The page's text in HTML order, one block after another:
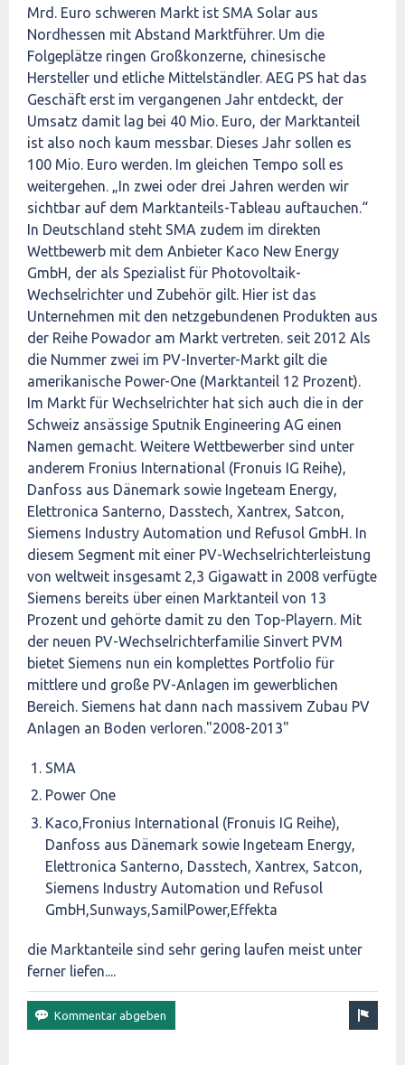
Mrd. Euro schweren Markt ist SMA Solar aus
Nordhessen mit Abstand Marktführer. Um die
Folgeplätze ringen Großkonzerne, chinesische
Hersteller und etliche Mittelständler. AEG PS hat das
Geschäft erst im vergangenen Jahr entdeckt, der
Umsatz damit lag bei 40 Mio. Euro, der Marktanteil
ist also noch kaum messbar. Dieses Jahr sollen es
100 Mio. Euro werden. Im gleichen Tempo soll es
weitergehen. „In zwei oder drei Jahren werden wir
sichtbar auf dem Marktanteils-Tableau auftauchen.“
In Deutschland steht SMA zudem im direkten
Wettbewerb mit dem Anbieter Kaco New Energy
GmbH, der als Spezialist für Photovoltaik-
Wechselrichter und Zubehör gilt. Hier ist das
Unternehmen mit den netzgebundenen Produkten aus
der Reihe Powador am Markt vertreten. seit 2012 Als
die Nummer zwei im PV-Inverter-Markt gilt die
amerikanische Power-One (Marktanteil 12 Prozent).
Im Markt für Wechselrichter hat sich auch die in der
Schweiz ansässige Sputnik Engineering AG einen
Namen gemacht. Weitere Wettbewerber sind unter
anderem Fronius International (Fronuis IG Reihe),
Danfoss aus Dänemark sowie Ingeteam Energy,
Elettronica Santerno, Dasstech, Xantrex, Satcon,
Siemens Industry Automation und Refusol GmbH. In
diesem Segment mit einer PV-Wechselrichterleistung
von weltweit insgesamt 2,3 Gigawatt in 2008 verfügte
Siemens bereits über einen Marktanteil von 13
Prozent und gehörte damit zu den Top-Playern. Mit
der neuen PV-Wechselrichterfamilie Sinvert PVM
bietet Siemens nun ein komplettes Portfolio für
mittlere und große PV-Anlagen im gewerblichen
Bereich. Siemens hat dann nach massivem Zubau PV
Anlagen an Boden verloren."2008-2013"
SMA
Power One
Kaco,Fronius International (Fronuis IG Reihe),
Danfoss aus Dänemark sowie Ingeteam Energy,
Elettronica Santerno, Dasstech, Xantrex, Satcon,
Siemens Industry Automation und Refusol
GmbH,Sunways,SamilPower,Effekta
die Marktanteile sind sehr gering laufen meist unter
ferner liefen....